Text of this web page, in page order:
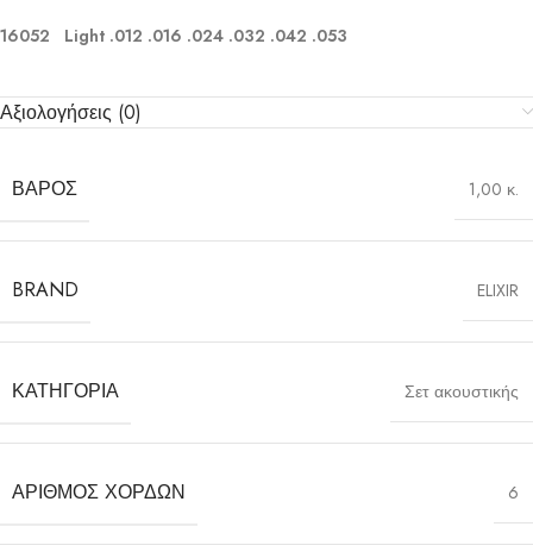
16052 Light .012 .016 .024 .032 .042 .053​​
Αξιολογήσεις (0)
ΒΆΡΟΣ 1,00 κ.
BRAND ELIXIR
ΚΑΤΗΓΟΡΊΑ Σετ ακουστικής
ΑΡΙΘΜΌΣ ΧΟΡΔΏΝ 6